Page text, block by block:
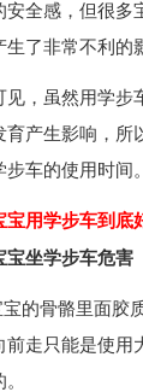
安全感，但很多
生了非常不利的
见，虽然用学步
育产生影响，所
车的使用时间。
用学步车到底
宝坐学步车危害
宝的骨骼里面胶
前走只能是使用